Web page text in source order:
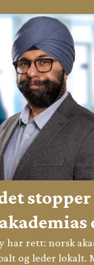
har rett: norsk
og leder lokalt.